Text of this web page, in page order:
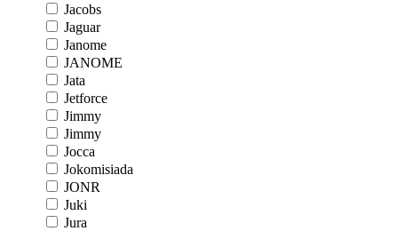
Jacobs
Jaguar
Janome
JANOME
Jata
Jetforce
Jimmy
Jimmy
Jocca
Jokomisiada
JONR
Juki
Jura